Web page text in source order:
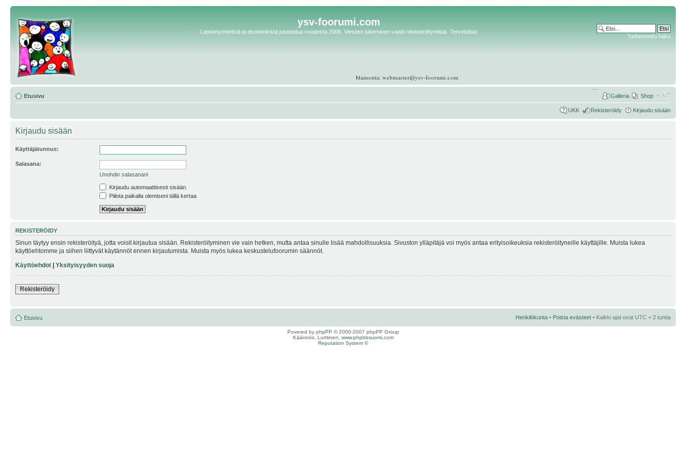
ysv-foorumi.com
Lapsimyönteistä ja ekohenkistä jutustelua vuodesta 2006. Viestien lukeminen vaatii rekisteröitymistä. Tervetuloa!
Tarkennettu haku
Etusivu Shop
Galleria
UKK Rekisteröidy Kirjaudu sisään
Kirjaudu sisään
Käyttäjätunnus:
Salasana:
Unohdin salasanani
Kirjaudu automaattisesti sisään.
Piilota paikalla olemiseni tällä kertaa
REKISTERÖIDY
Sinun täytyy ensin rekisteröityä, jotta voisit kirjautua sisään. Rekisteröityminen vie vain hetken, mutta antaa sinulle lisää mahdollisuuksia. Sivuston ylläpitäjä voi myös antaa erityisoikeuksia rekisteröityneille käyttäjille. Muista lukea
käyttöehtomme ja siihen liittyvät käytännöt ennen kirjautumista. Muista myös lukea keskustelufoorumin säännöt.
Käyttöehdot | Yksityisyyden suoja
Rekisteröidy
Etusivu Henkilökunta • Poista evästeet • Kaikki ajat ovat UTC + 2 tuntia
Povered by phpPP © 2000-2007 phpPP Group
Käännös, Lurttinen, www.phpbbsuomi.com
Reputation System ©